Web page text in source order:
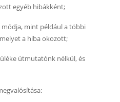
egyéb hibákként;
módja, mint például a többi
a hiba okozott;
útmutatónk nélkül, és
be a jelszót